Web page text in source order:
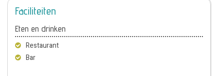
Faciliteiten
Eten en drinken
Restaurant
Bar